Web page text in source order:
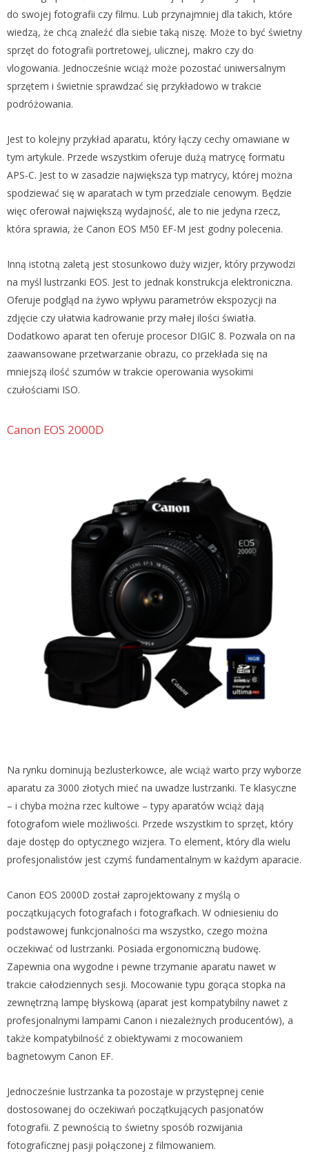
do swojej fotografii czy filmu. Lub przynajmniej dla takich, które
wiedzą, że chcą znaleźć dla siebie taką niszę. Może to być świetny
sprzęt do fotografii portretowej, ulicznej, makro czy do
vlogowania. Jednocześnie wciąż może pozostać uniwersalnym
sprzętem i świetnie sprawdzać się przykładowo w trakcie
podróżowania.
Jest to kolejny przykład aparatu, który łączy cechy omawiane w
tym artykule. Przede wszystkim oferuje dużą matrycę formatu
APS-C. Jest to w zasadzie największa typ matrycy, której można
spodziewać się w aparatach w tym przedziale cenowym. Będzie
więc oferował największą wydajność, ale to nie jedyna rzecz,
która sprawia, że Canon EOS M50 EF-M jest godny polecenia.
Inną istotną zaletą jest stosunkowo duży wizjer, który przywodzi
na myśl lustrzanki EOS. Jest to jednak konstrukcja elektroniczna.
Oferuje podgląd na żywo wpływu parametrów ekspozycji na
zdjęcie czy ułatwia kadrowanie przy małej ilości światła.
Dodatkowo aparat ten oferuje procesor DIGIC 8. Pozwala on na
zaawansowane przetwarzanie obrazu, co przekłada się na
mniejszą ilość szumów w trakcie operowania wysokimi
czułościami ISO.
Canon EOS 2000D
Na rynku dominują bezlusterkowce, ale wciąż warto przy wyborze
aparatu za 3000 złotych mieć na uwadze lustrzanki. Te klasyczne
– i chyba można rzec kultowe – typy aparatów wciąż dają
fotografom wiele możliwości. Przede wszystkim to sprzęt, który
daje dostęp do optycznego wizjera. To element, który dla wielu
profesjonalistów jest czymś fundamentalnym w każdym aparacie.
Canon EOS 2000D został zaprojektowany z myślą o
początkujących fotografach i fotografkach. W odniesieniu do
podstawowej funkcjonalności ma wszystko, czego można
oczekiwać od lustrzanki. Posiada ergonomiczną budowę.
Zapewnia ona wygodne i pewne trzymanie aparatu nawet w
trakcie całodziennych sesji. Mocowanie typu gorąca stopka na
zewnętrzną lampę błyskową (aparat jest kompatybilny nawet z
profesjonalnymi lampami Canon i niezależnych producentów), a
także kompatybilność z obiektywami z mocowaniem
bagnetowym Canon EF.
Jednocześnie lustrzanka ta pozostaje w przystępnej cenie
dostosowanej do oczekiwań początkujących pasjonatów
fotografii. Z pewnością to świetny sposób rozwijania
fotograficznej pasji połączonej z filmowaniem.